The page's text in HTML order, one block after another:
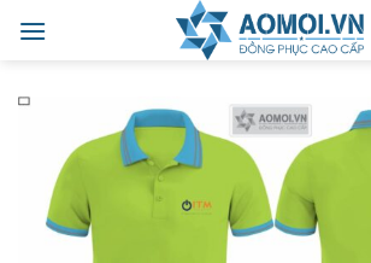
qua
dung